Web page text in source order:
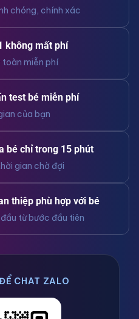
chóng, chính xác
không mất phí
toàn miễn phí
test bé miễn phí
của bạn
bé chỉ trong 15 phút
gian chờ đợi
thiệp phù hợp với bé
từ bước đầu tiên
CHAT ZALO